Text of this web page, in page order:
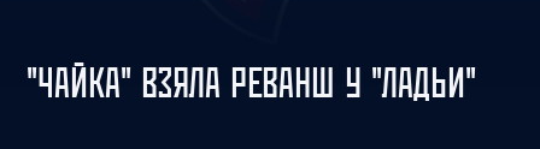
"ЧАЙКА" ВЗЯЛА РЕВАНШ У "ЛАДЬИ"